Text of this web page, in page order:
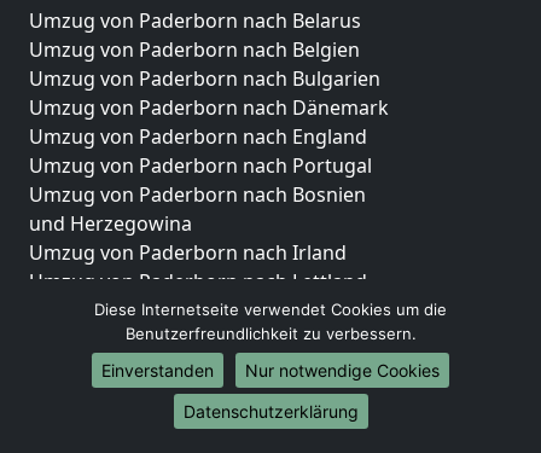
Umzug von Paderborn nach Belarus
Umzug von Paderborn nach Belgien
Umzug von Paderborn nach Bulgarien
Umzug von Paderborn nach Dänemark
Umzug von Paderborn nach England
Umzug von Paderborn nach Portugal
Umzug von Paderborn nach Bosnien
und Herzegowina
Umzug von Paderborn nach Irland
Umzug von Paderborn nach Lettland
Umzug von Paderborn nach Zypern
Umzug von Paderborn nach Kroatien
Umzug von Paderborn nach Estland
Umzug von Paderborn nach Finnland
Umzug von Paderborn nach Frankreich
Diese Internetseite verwendet Cookies um die
Benutzerfreundlichkeit zu verbessern.
Einverstanden
Nur notwendige Cookies
Datenschutzerklärung